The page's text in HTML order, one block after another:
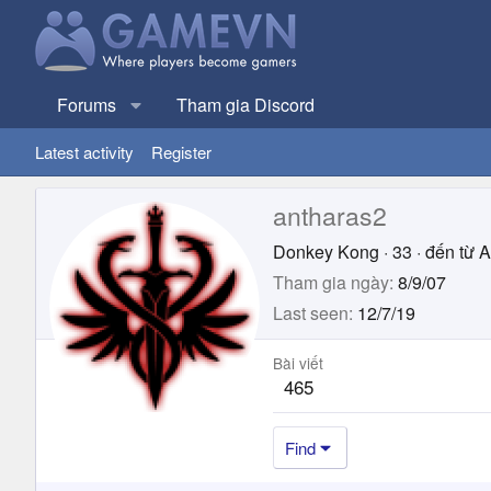
Forums Tham gia Discord
Latest activity Register
antharas2
Donkey Kong · 33 · đến từ
Tham gia ngày 8/9/07
Last seen 12/7/19
Bài viết
465
Find